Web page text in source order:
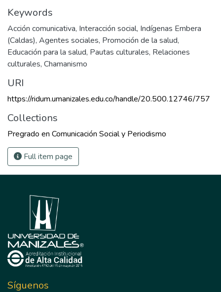
Keywords
Acción comunicativa, Interacción social, Indígenas Embera
(Caldas), Agentes sociales, Promoción de la salud,
Educación para la salud, Pautas culturales, Relaciones
culturales, Chamanismo
URI
https://ridum.umanizales.edu.co/handle/20.500.12746/757
Collections
Pregrado en Comunicación Social y Periodismo
Full item page
Síguenos